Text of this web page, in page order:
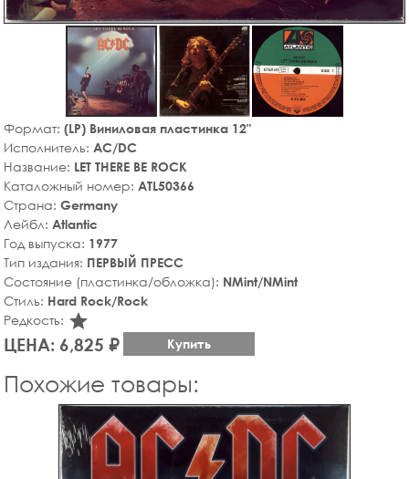
Формат: (LP) Виниловая пластинка 12"
Исполнитель: AC/DC
Название: LET THERE BE ROCK
Каталожный номер: ATL50366
Страна: Germany
Лейбл: Atlantic
Год выпуска: 1977
Тип издания: ПЕРВЫЙ ПРЕСС
Состояние (пластинка/обложка): NMint/NMint
Стиль: Hard Rock/Rock
Редкость: star_rate
ЦЕНА: 6,825 ₽ Купить
Похожие товары: